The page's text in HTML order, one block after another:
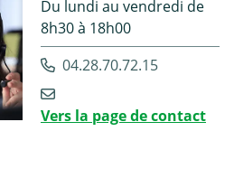
Du lundi au vendredi de
8h30 à 18h00
04.28.70.72.15
Vers la page de contact